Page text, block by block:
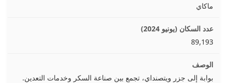
ماكاي
89,193
بوابة إلى جزر ويتصنداي، تجمع بين صناعة السكر وخدمات التعدين.